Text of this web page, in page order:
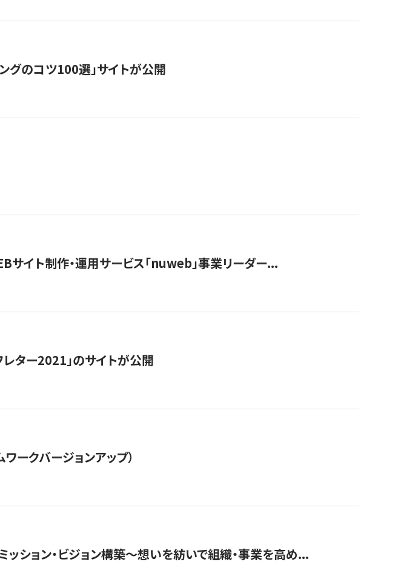
グのコツ100選」サイトが公開
サイト制作・運用サービス「nuweb」事業リーダー...
ター2021」のサイトが公開
ークバージョンアップ）
ミッション・ビジョン構築〜想いを紡いで組織・事業を高め...